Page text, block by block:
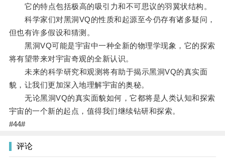
它的特点包括极高的吸引力和不可思议的羽翼状结构。
科学家们对黑洞VQ的性质和起源至今仍存有诸多疑问，
但也有许多假设和猜测。
黑洞VQ可能是宇宙中一种全新的物理学现象，它的探索
将有望带来对宇宙奇观的全新认识。
未来的科学研究和观测将有助于揭示黑洞VQ的真实面
貌，让我们更加深入地理解宇宙的奥秘。
无论黑洞VQ的真实面貌如何，它都将是人类认知和探索
宇宙的一个新的起点，值得我们继续钻研和探索。
#44#
评论